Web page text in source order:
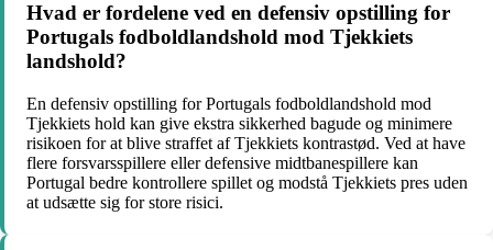
Hvad er fordelene ved en defensiv opstilling for
Portugals fodboldlandshold mod Tjekkiets
landshold?
En defensiv opstilling for Portugals fodboldlandshold mod
Tjekkiets hold kan give ekstra sikkerhed bagude og minimere
risikoen for at blive straffet af Tjekkiets kontrastød. Ved at have
flere forsvarsspillere eller defensive midtbanespillere kan
Portugal bedre kontrollere spillet og modstå Tjekkiets pres uden
at udsætte sig for store risici.